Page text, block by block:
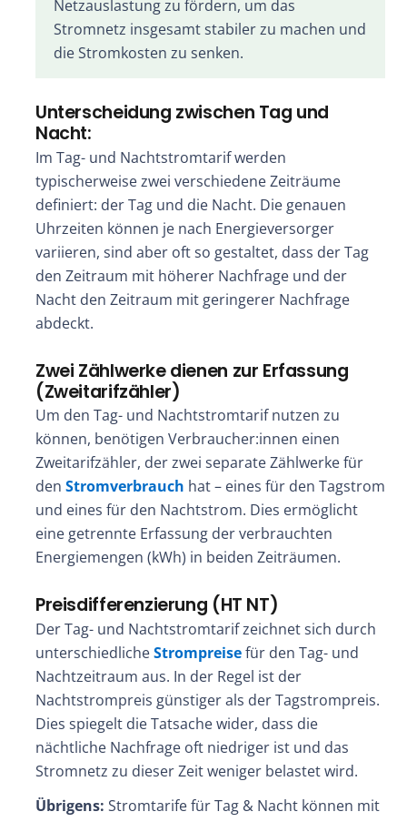
Netzauslastung zu fördern, um das
Stromnetz insgesamt stabiler zu machen und
die Stromkosten zu senken.
Unterscheidung zwischen Tag und
Nacht:
Im Tag- und Nachtstromtarif werden
typischerweise zwei verschiedene Zeiträume
definiert: der Tag und die Nacht. Die genauen
Uhrzeiten können je nach Energieversorger
variieren, sind aber oft so gestaltet, dass der Tag
den Zeitraum mit höherer Nachfrage und der
Nacht den Zeitraum mit geringerer Nachfrage
abdeckt.
Zwei Zählwerke dienen zur Erfassung
(Zweitarifzähler)
Um den Tag- und Nachtstromtarif nutzen zu
können, benötigen Verbraucher:innen einen
Zweitarifzähler, der zwei separate Zählwerke für
den Stromverbrauch hat – eines für den Tagstrom
und eines für den Nachtstrom. Dies ermöglicht
eine getrennte Erfassung der verbrauchten
Energiemengen (kWh) in beiden Zeiträumen.
Preisdifferenzierung (HT NT)
Der Tag- und Nachtstromtarif zeichnet sich durch
unterschiedlicheStrompreisefür den Tag- und
Nachtzeitraum aus. In der Regel ist der
Nachtstrompreis günstiger als der Tagstrompreis.
Dies spiegelt die Tatsache wider, dass die
nächtliche Nachfrage oft niedriger ist und das
Stromnetz zu dieser Zeit weniger belastet wird.
Übrigens: Stromtarife für Tag & Nacht können mit